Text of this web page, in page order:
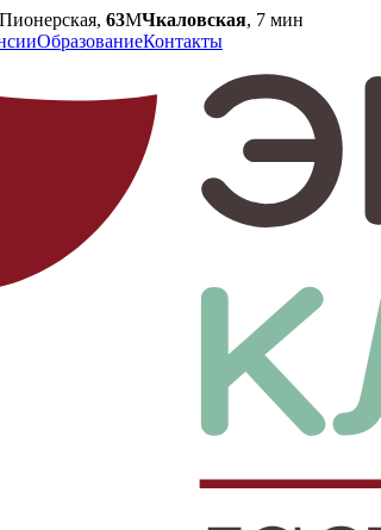
63МЧкаловская, 7 мин
ОбразованиеКонтакты